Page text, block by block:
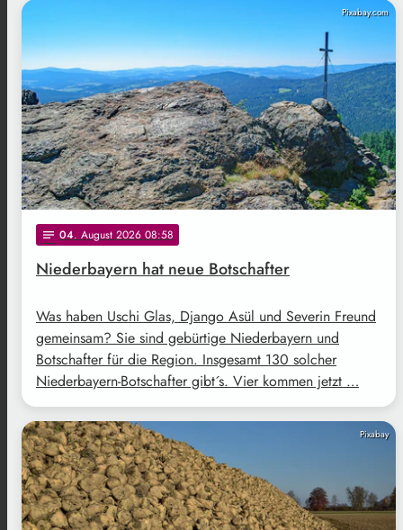
Pixabay.com
notes 04. August 2026 08:58
Niederbayern hat neue Botschafter
Was haben Uschi Glas, Django Asül und Severin Freund
gemeinsam? Sie sind gebürtige Niederbayern und
Botschafter für die Region. Insgesamt 130 solcher
Niederbayern-Botschafter gibt´s. Vier kommen jetzt …
Pixabay